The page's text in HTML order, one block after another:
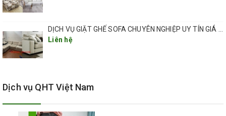
2. Bảo vệ sức khỏe của gia đình, nhân viên
Thảm nếu chúng không được giữ sạch sẽ, chúng có thể chứa rất
nhiều hạt bụi bẩn không mong muốn cũng như những vi khuẩn nhỏ
có thể bị mắc kẹt trong thảm của bạn. Thảm bẩn cũng là nơi sinh
sôi nảy nở của nấm mốc. Và việc này dẫn đến các vi khuẩn có thể
hô hấp, phản ứng dị ứng và các vấn đề sức khỏe khác.
Với việc vệ sinh thảm trải sàn, thảm văn phòng chuyên nghiệp có kỹ
thuật sẽ loại bỏ hoàn toàn các tác nhân gây dị ứng này để chúng
Liên hệ
Dịch vụ QHT Việt Nam